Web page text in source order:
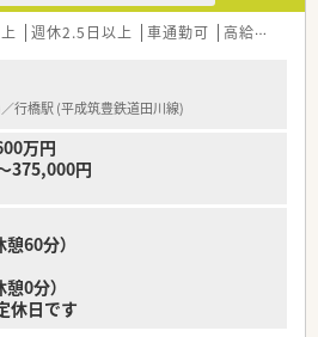
業です。
若手社長が自ら現場に立ち、スタッフの
あります。
取り組んでおり、将来的に独立を目指す方
会社です。
る方は、年収550万円を保証するという
力です。
限に評価し、最大で年収630万円までの提
ます。
回の昇給制度もあり、モチベーションを
週休2.5日以上 車通勤可 高給与(600万円以上)
行橋駅 (平成筑豊鉄道田川線)
万円
375,000円
60分）
0分）
休日です